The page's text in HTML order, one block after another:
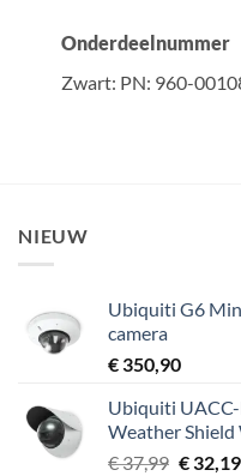
Onderdeelnummer
Zwart: PN: 960-
NIEUW
Ubiquiti G6
camera
€ 350,90
Ubiquiti
Weather
€37,99 €32,19